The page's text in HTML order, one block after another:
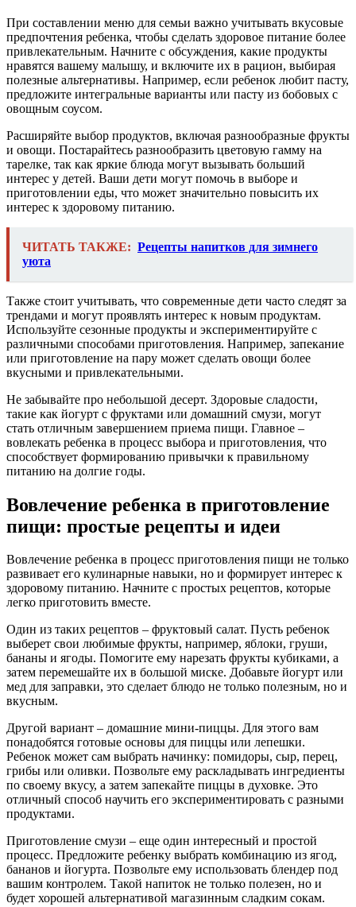
При составлении меню для семьи важно учитывать вкусовые
предпочтения ребенка, чтобы сделать здоровое питание более
привлекательным. Начните с обсуждения, какие продукты
нравятся вашему малышу, и включите их в рацион, выбирая
полезные альтернативы. Например, если ребенок любит пасту,
предложите интегральные варианты или пасту из бобовых с
овощным соусом.
Расширяйте выбор продуктов, включая разнообразные фрукты
и овощи. Постарайтесь разнообразить цветовую гамму на
тарелке, так как яркие блюда могут вызывать больший
интерес у детей. Ваши дети могут помочь в выборе и
приготовлении еды, что может значительно повысить их
интерес к здоровому питанию.
ЧИТАТЬ ТАКЖЕ: Рецепты напитков для зимнего
уюта
Также стоит учитывать, что современные дети часто следят за
трендами и могут проявлять интерес к новым продуктам.
Используйте сезонные продукты и экспериментируйте с
различными способами приготовления. Например, запекание
или приготовление на пару может сделать овощи более
вкусными и привлекательными.
Не забывайте про небольшой десерт. Здоровые сладости,
такие как йогурт с фруктами или домашний смузи, могут
стать отличным завершением приема пищи. Главное –
вовлекать ребенка в процесс выбора и приготовления, что
способствует формированию привычки к правильному
питанию на долгие годы.
Вовлечение ребенка в приготовление
пищи: простые рецепты и идеи
Вовлечение ребенка в процесс приготовления пищи не только
развивает его кулинарные навыки, но и формирует интерес к
здоровому питанию. Начните с простых рецептов, которые
легко приготовить вместе.
Один из таких рецептов – фруктовый салат. Пусть ребенок
выберет свои любимые фрукты, например, яблоки, груши,
бананы и ягоды. Помогите ему нарезать фрукты кубиками, а
затем перемешайте их в большой миске. Добавьте йогурт или
мед для заправки, это сделает блюдо не только полезным, но и
вкусным.
Другой вариант – домашние мини-пиццы. Для этого вам
понадобятся готовые основы для пиццы или лепешки.
Ребенок может сам выбрать начинку: помидоры, сыр, перец,
грибы или оливки. Позвольте ему раскладывать ингредиенты
по своему вкусу, а затем запекайте пиццы в духовке. Это
отличный способ научить его экспериментировать с разными
продуктами.
Приготовление смузи – еще один интересный и простой
процесс. Предложите ребенку выбрать комбинацию из ягод,
бананов и йогурта. Позвольте ему использовать блендер под
вашим контролем. Такой напиток не только полезен, но и
будет хорошей альтернативой магазинным сладким сокам.